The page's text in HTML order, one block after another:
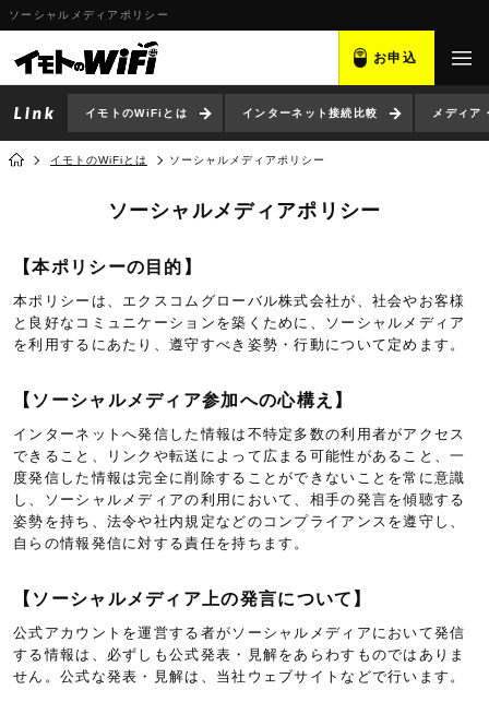
ソーシャルメディアポリシー
お申込
イモトのWiFiとは インターネット接続比較 メディア
イモトのWiFiとは ソーシャルメディアポリシー
ソーシャルメディアポリシー
【本ポリシーの目的】
本ポリシーは、エクスコムグローバル株式会社が、社会やお客様
と良好なコミュニケーションを築くために、ソーシャルメディア
を利用するにあたり、遵守すべき姿勢・行動について定めます。
【ソーシャルメディア参加への心構え】
インターネットへ発信した情報は不特定多数の利用者がアクセス
できること、リンクや転送によって広まる可能性があること、一
度発信した情報は完全に削除することができないことを常に意識
し、ソーシャルメディアの利用において、相手の発言を傾聴する
姿勢を持ち、法令や社内規定などのコンプライアンスを遵守し、
自らの情報発信に対する責任を持ちます。
【ソーシャルメディア上の発言について】
公式アカウントを運営する者がソーシャルメディアにおいて発信
する情報は、必ずしも公式発表・見解をあらわすものではありま
せん。公式な発表・見解は、当社ウェブサイトなどで行います。